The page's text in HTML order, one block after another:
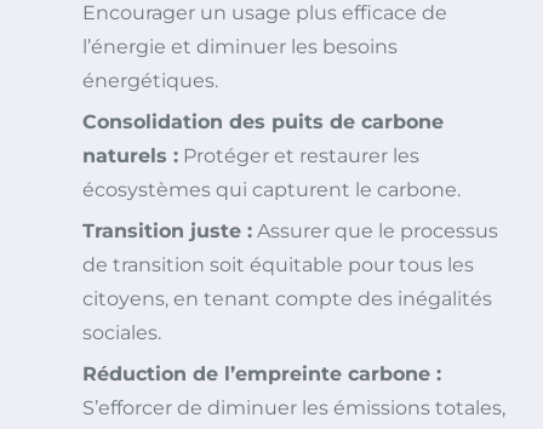
Encourager un usage plus efficace de
l’énergie et diminuer les besoins
énergétiques.
Consolidation des puits de carbone
naturels : Protéger et restaurer les
écosystèmes qui capturent le carbone.
Transition juste : Assurer que le processus
de transition soit équitable pour tous les
citoyens, en tenant compte des inégalités
sociales.
Réduction de l’empreinte carbone :
S’efforcer de diminuer les émissions totales,